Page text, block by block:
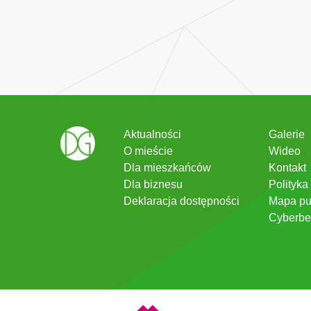
Aktualności
O mieście
Dla mieszkańców
Dla biznesu
Deklaracja dostępności
Galerie
Wideo
Kontakt
Mapa